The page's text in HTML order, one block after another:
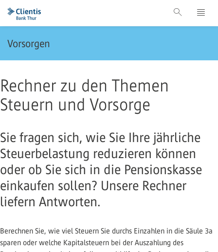
Vorsorgen
Rechner zu den Themen
Steuern und Vorsorge
Sie fragen sich, wie Sie Ihre jährliche
Steuerbelastung reduzieren können
oder ob Sie sich in die Pensionskasse
einkaufen sollen? Unsere Rechner
liefern Antworten.
Berechnen Sie, wie viel Steuern Sie durchs Einzahlen in die Säule 3a
sparen oder welche Kapitalsteuern bei der Auszahlung des